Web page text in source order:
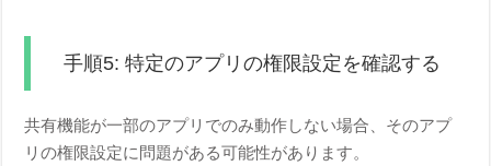
手順5: 特定のアプリの権限設定を確認する
共有機能が一部のアプリでのみ動作しない場合、そのアプ
リの権限設定に問題がある可能性があります。